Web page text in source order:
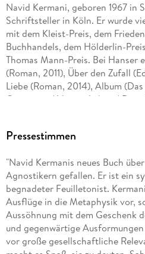
Navid Kermani, geboren 1967 in
Schriftsteller in Köln. Er wurde
mit dem Kleist-Preis, dem
Buchhandels, dem Hölderlin-
Thomas Mann-Preis. Bei Hanser
(Roman, 2011), Über den Zufall
Liebe (Roman, 2014), Album
Getöteten / Vierzig Leben / Du
Buch im Kinder- und
Schritt näher kommen und 2025
schönsten, sagte die linke Hand
fest mit Illustrationen von
Pressestimmen
"Navid Kermanis neues Buch
Agnostikern gefallen. Er ist ein
begnadeter Feuilletonist.
Ausflüge in die Metaphysik vor,
Aussöhnung mit dem Geschenk
und gegenwärtige
vor große gesellschaftliche